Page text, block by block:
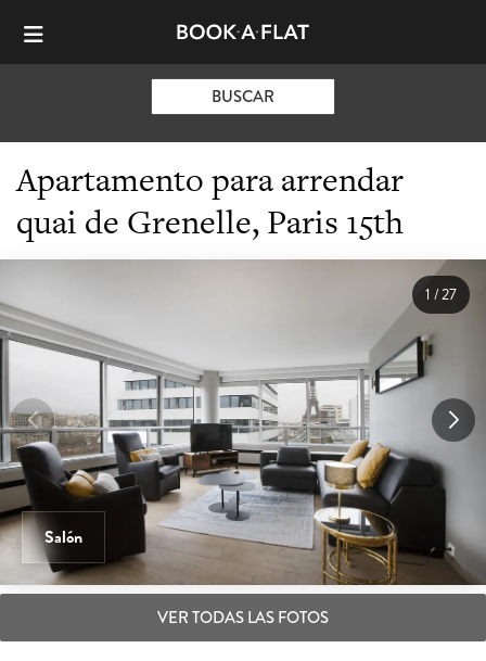
BUSCAR
Apartamento para arrendar
quai de Grenelle, Paris 15th
Salón
1/27
VER TODAS LAS FOTOS